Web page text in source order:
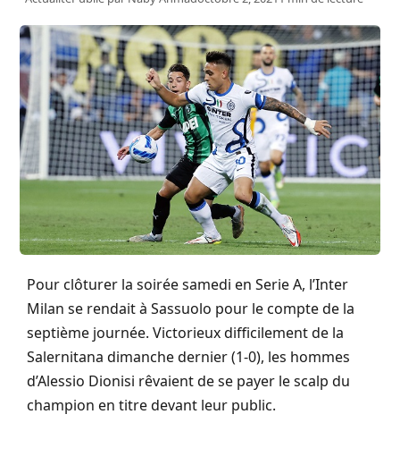
Pour clôturer la soirée samedi en Serie A, l’Inter
Milan se rendait à Sassuolo pour le compte de la
septième journée. Victorieux difficilement de la
Salernitana dimanche dernier (1-0), les hommes
d’Alessio Dionisi rêvaient de se payer le scalp du
champion en titre devant leur public.